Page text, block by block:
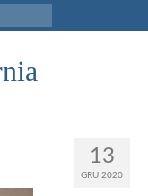
13
GRU 2020